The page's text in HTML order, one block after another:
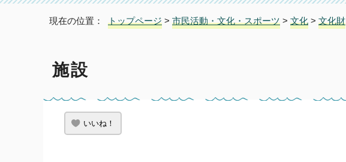
現在の位置： トップページ > 市民活動・文化・スポーツ > 文化 > 文化財
施設
いいね！